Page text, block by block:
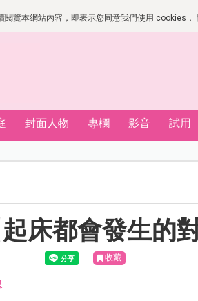
覽本網站內容，即表示您同意我們使用 cookies
封面人物 專欄 影音 試用
床都會發生的
收藏